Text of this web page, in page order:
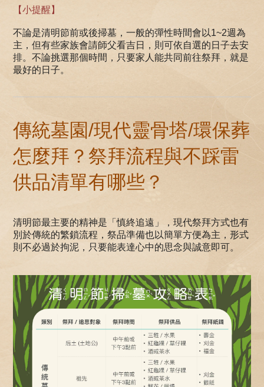
【小提醒】
不論是清明節前或後掃墓，一般的彈性時間會以1~2週為
主，但有些家族會請師父看吉日，則可依自選的日子去安
排。不論挑選那個時間，只要家人能共同前往祭拜，就是
最好的日子。
傳統墓園/現代靈骨塔/環保葬
怎麼拜？祭拜流程與不踩雷
供品清單有哪些？
清明節最主要的精神是「慎終追遠」，現代祭拜方式也有
別於傳統的繁鎖流程，祭品準備也以簡單方便為主，形式
則不必過於拘泥，只要能表達心中的思念與誠意即可。